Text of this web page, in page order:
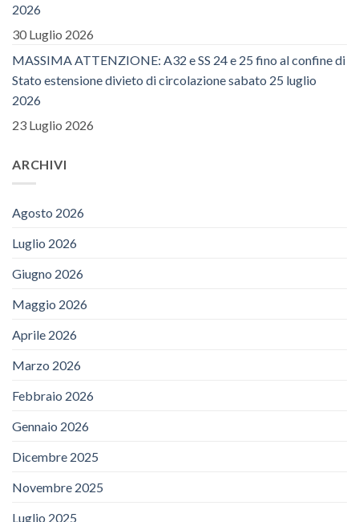
2026
30 Luglio 2026
MASSIMA ATTENZIONE: A32 e SS 24 e 25 fino al confine di
Stato estensione divieto di circolazione sabato 25 luglio
2026
23 Luglio 2026
ARCHIVI
Agosto 2026
Luglio 2026
Giugno 2026
Maggio 2026
Aprile 2026
Marzo 2026
Febbraio 2026
Gennaio 2026
Dicembre 2025
Novembre 2025
Luglio 2025